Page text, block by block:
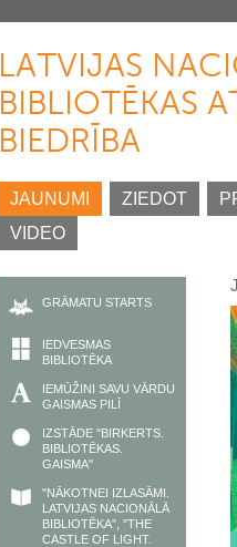
LATVIJAS
BIBLIOTĒKAS
BIEDRĪBA
JAUNUMI ZIEDOT
VIDEO
GRĀMATU STARTS
IEDVESMAS
BIBLIOTĒKA
IEMŪŽINI SAVU VĀRDU
GAISMAS PILĪ
IZSTĀDE "BIRKERTS.
BIBLIOTĒKAS.
GAISMA"
"NĀKOTNEI IZLASĀMI.
LATVIJAS NACIONĀLĀ
BIBLIOTĒKA", "THE
CASTLE OF LIGHT.